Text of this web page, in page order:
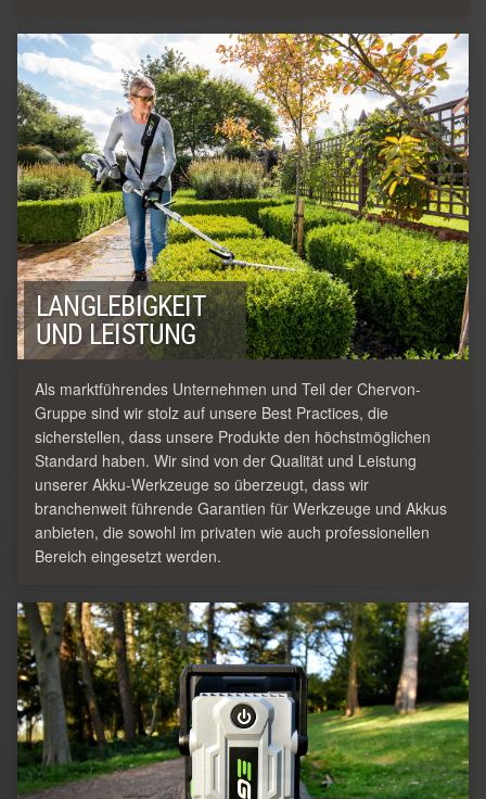
LANGLEBIGKEIT
UND LEISTUNG
Als marktführendes Unternehmen und Teil der Chervon-
Gruppe sind wir stolz auf unsere Best Practices, die
sicherstellen, dass unsere Produkte den höchstmöglichen
Standard haben. Wir sind von der Qualität und Leistung
unserer Akku-Werkzeuge so überzeugt, dass wir
branchenweit führende Garantien für Werkzeuge und Akkus
anbieten, die sowohl im privaten wie auch professionellen
Bereich eingesetzt werden.